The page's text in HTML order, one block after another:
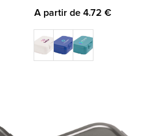
A partir de 4.72 €